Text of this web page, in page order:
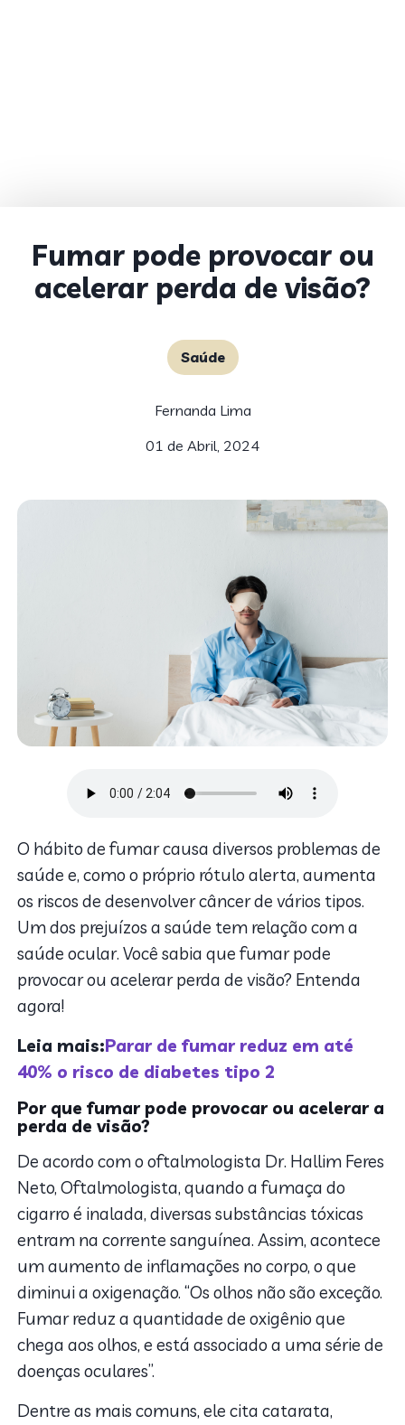
Fumar pode provocar ou
acelerar perda de visão?
Saúde
Fernanda Lima
01 de Abril, 2024
O hábito de fumar causa diversos problemas de
saúde e, como o próprio rótulo alerta, aumenta
os riscos de desenvolver câncer de vários tipos.
Um dos prejuízos a saúde tem relação com a
saúde ocular. Você sabia que fumar pode
provocar ou acelerar perda de visão? Entenda
agora!
Leia mais:Parar de fumar reduz em até
40% o risco de diabetes tipo 2
Por que fumar pode provocar ou acelerar a
perda de visão?
De acordo com o oftalmologista Dr. Hallim Feres
Neto, Oftalmologista, quando a fumaça do
cigarro é inalada, diversas substâncias tóxicas
entram na corrente sanguínea. Assim, acontece
um aumento de inflamações no corpo, o que
diminui a oxigenação. “Os olhos não são exceção.
Fumarreduz a quantidade de oxigênio que
chega aos olhos, e está associado a uma série de
doenças oculares”.
Dentre as mais comuns, ele cita catarata,